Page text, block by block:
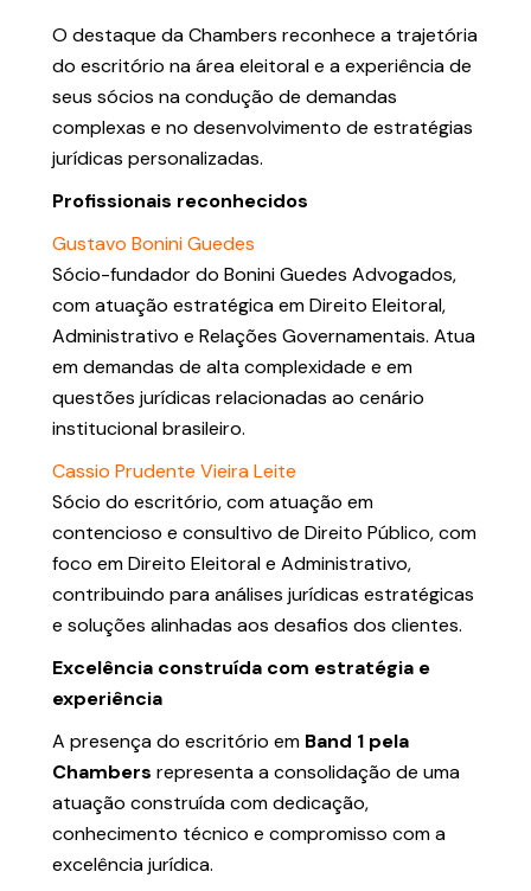
O destaque da Chambers reconhece a trajetória
do escritório na área eleitoral e a experiência de
seus sócios na condução de demandas
complexas e no desenvolvimento de estratégias
jurídicas personalizadas.
Profissionais reconhecidos
Gustavo Bonini Guedes
Sócio-fundador do Bonini Guedes Advogados,
com atuação estratégica em Direito Eleitoral,
Administrativo e Relações Governamentais. Atua
em demandas de alta complexidade e em
questões jurídicas relacionadas ao cenário
institucional brasileiro.
Cassio Prudente Vieira Leite
Sócio do escritório, com atuação em
contencioso e consultivo de Direito Público, com
foco em Direito Eleitoral e Administrativo,
contribuindo para análises jurídicas estratégicas
e soluções alinhadas aos desafios dos clientes.
Excelência construída com estratégia e
experiência
A presença do escritório em Band 1 pela
Chambers representa a consolidação de uma
atuação construída com dedicação,
conhecimento técnico e compromisso com a
excelência jurídica.